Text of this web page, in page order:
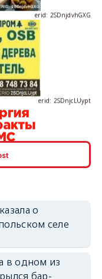
erid: 2SDnjdPjgYS
о
селе
в одном из
бар-